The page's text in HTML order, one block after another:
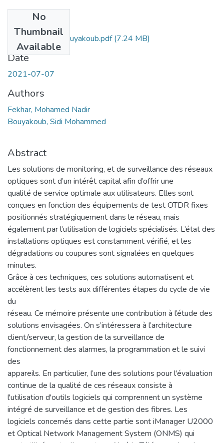
No
Thumbnail
Available
Ms.Tel.Fekhar+Bouyakoub.pdf(7.24 MB)
Date
2021-07-07
Authors
Fekhar, Mohamed Nadir
Bouyakoub, Sidi Mohammed
Abstract
Les solutions de monitoring, et de surveillance des réseaux
optiques sont d’un intérêt capital afin d’offrir une
qualité de service optimale aux utilisateurs. Elles sont
conçues en fonction des équipements de test OTDR fixes
positionnés stratégiquement dans le réseau, mais
également par l’utilisation de logiciels spécialisés. L’état des
installations optiques est constamment vérifié, et les
dégradations ou coupures sont signalées en quelques
minutes.
Grâce à ces techniques, ces solutions automatisent et
accélèrent les tests aux différentes étapes du cycle de vie
du
réseau. Ce mémoire présente une contribution à l’étude des
solutions envisagées. On s’intéressera à l’architecture
client/serveur, la gestion de la surveillance de
fonctionnement des alarmes, la programmation et le suivi
des
appareils. En particulier, l’une des solutions pour l'évaluation
continue de la qualité de ces réseaux consiste à
l'utilisation d'outils logiciels qui comprennent un système
intégré de surveillance et de gestion des fibres. Les
logiciels concernés dans cette partie sont iManager U2000
et Optical Network Management System (ONMS) qui